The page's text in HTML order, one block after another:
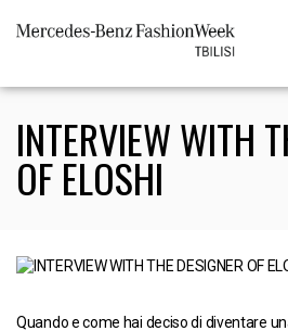
INTERVIEW WITH
OF ELOSHI
Quando e come hai deciso di diventare